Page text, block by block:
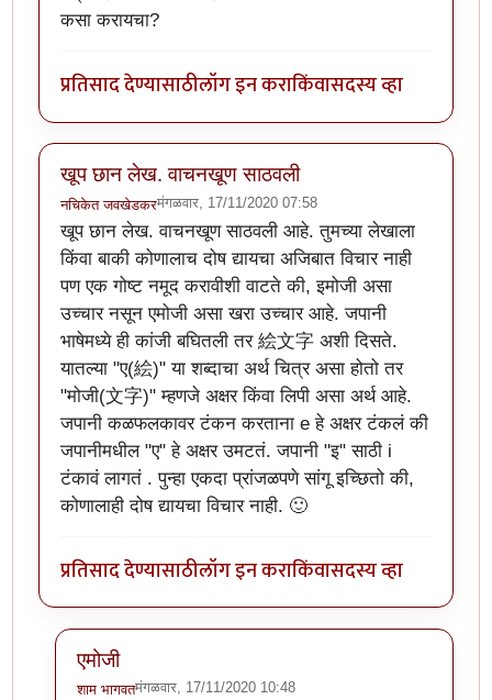
कसा करायचा?
प्रतिसाद देण्यासाठीलॉग इन कराकिंवासदस्य व्हा
खूप छान लेख. वाचनखूण साठवली
नचिकेत जवखेडकरमंगळवार, 17/11/2020 07:58
खूप छान लेख. वाचनखूण साठवली आहे. तुमच्या लेखाला
किंवा बाकी कोणालाच दोष द्यायचा अजिबात विचार नाही
पण एक गोष्ट नमूद करावीशी वाटते की, इमोजी असा
उच्चार नसून एमोजी असा खरा उच्चार आहे. जपानी
भाषेमध्ये ही कांजी बघितली तर 絵文字 अशी दिसते.
यातल्या "ए(絵)" या शब्दाचा अर्थ चित्र असा होतो तर
"मोजी(文字)" म्हणजे अक्षर किंवा लिपी असा अर्थ आहे.
जपानी कळफलकावर टंकन करताना e हे अक्षर टंकलं की
जपानीमधील "ए" हे अक्षर उमटतं. जपानी "इ" साठी i
टंकावं लागतं . पुन्हा एकदा प्रांजळपणे सांगू इच्छितो की,
कोणालाही दोष द्यायचा विचार नाही. 🙂
प्रतिसाद देण्यासाठीलॉग इन कराकिंवासदस्य व्हा
एमोजी
शाम भागवतमंगळवार, 17/11/2020 10:48